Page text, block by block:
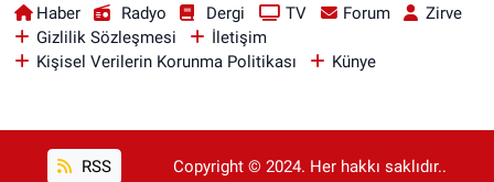
Haber Radyo Dergi TV Forum
Zirve
Gizlilik Sözleşmesi
İletişim
Kişisel Verilerin Korunma Politikası
Künye
RSS Copyright © 2024. Her hakkı saklıdır..